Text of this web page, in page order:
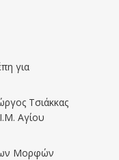
για
Τσιάκκας
Αγίου
Μορφών